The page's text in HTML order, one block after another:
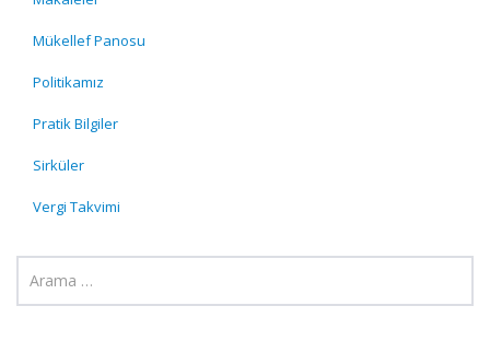
Mükellef Panosu
Politikamız
Pratik Bilgiler
Sirküler
Vergi Takvimi